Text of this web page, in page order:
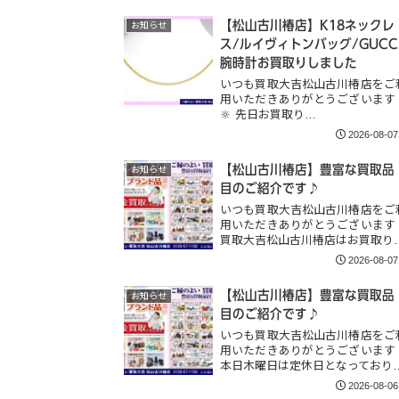
お知らせ
【松山古川椿店】K18ネックレ
ス/ルイヴィトンバッグ/GUCCI
腕時計お買取りしました
いつも買取大吉松山古川椿店をご
用いただきありがとうございます
🔆 先日お買取り…
2026-08-07
お知らせ
【松山古川椿店】豊富な買取品
目のご紹介です♪
いつも買取大吉松山古川椿店をご
用いただきありがとうございます
買取大吉松山古川椿店はお買取
2026-08-07
お知らせ
【松山古川椿店】豊富な買取品
目のご紹介です♪
いつも買取大吉松山古川椿店をご
用いただきありがとうございます
本日木曜日は定休日となっており
2026-08-06